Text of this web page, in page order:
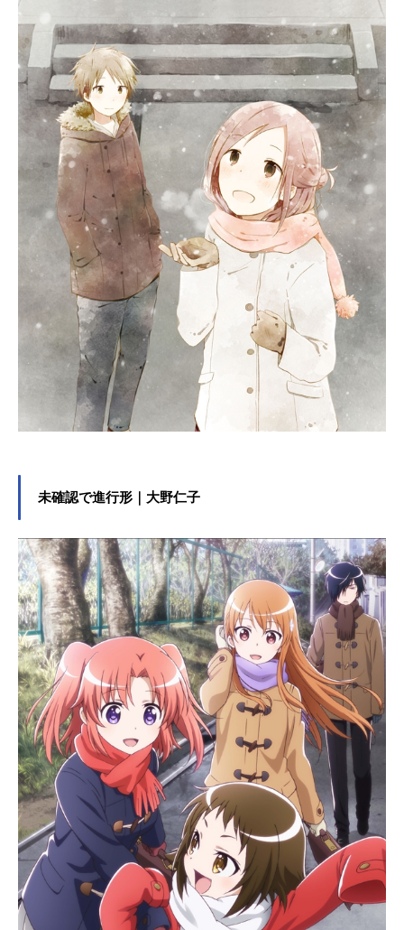
未確認で進行形｜大野仁子